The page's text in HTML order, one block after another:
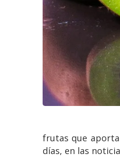
frutas que aporta
días, en las